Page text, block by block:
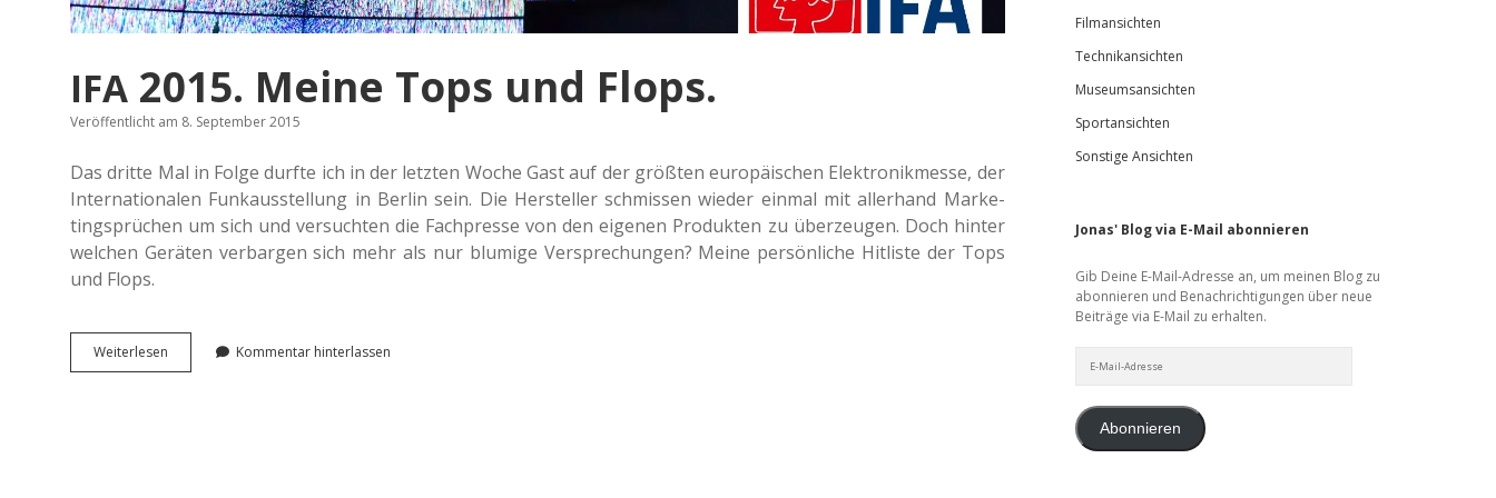
IFA 2015. Meine Tops und Flops.
Veröffentlicht am 8. September 2015
Das dritte Mal in Folge durfte ich in der letz­ten Woche Gast auf der größ­ten euro­päi­schen Elek­tronik­mes­se, der
Inter­na­tio­na­len Funk­aus­stel­lung in Berlin sein. Die Her­stel­ler schmis­sen wieder einmal mit aller­hand Mar­ke­
ting­sprü­chen um sich und ver­such­ten die Fach­pres­se von den eige­nen Pro­duk­ten zu über­zeu­gen. Doch hinter
wel­chen Gerä­ten ver­bar­gen sich mehr als nur blu­mi­ge Ver­spre­chun­gen? Meine per­sön­li­che Hit­lis­te der Tops
und Flops.
Wei­ter­le­sen
class=“caps”>
Kommentar hinterlassen
Filmansichten
Technikansichten
Museumsansichten
Sportansichten
Sonstige Ansichten
Jonas' Blog via E-Mail abonnieren
Gib Deine E-Mail-Adresse an, um meinen Blog zu
abonnieren und Benachrichtigungen über neue
Beiträge via E-Mail zu erhalten.
Mail-
Abonnieren